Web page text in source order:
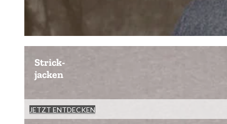
Strick-
jacken
JETZT ENTDECKEN